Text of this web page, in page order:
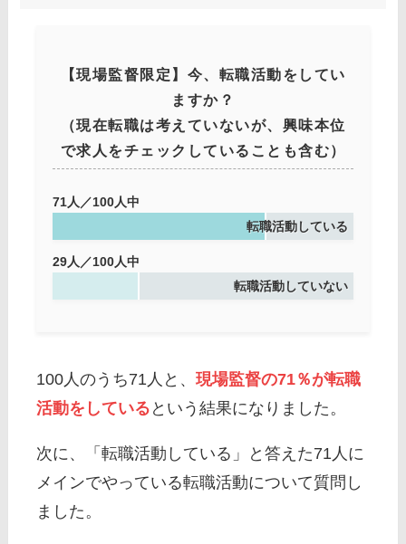
【現場監督限定】今、転職活動をしてい
ますか？
（現在転職は考えていないが、興味本位
で求人をチェックしていることも含む）
71人／100人中
転職活動している
29人／100人中
転職活動していない
100人のうち71人と、現場監督の71％が転職
活動をしている という結果になりました。
次に、「転職活動している」と答えた71人に
メインでやっている転職活動について質問し
ました。